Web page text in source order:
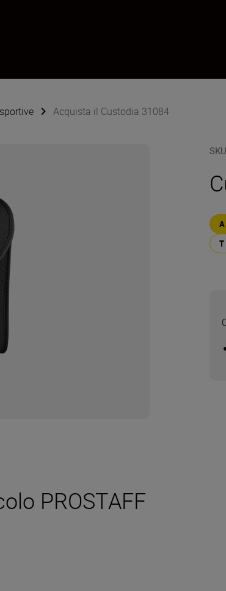
Acquista il Custodia 31084
PROSTAFF